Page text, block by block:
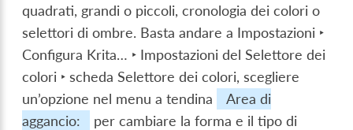
quadrati, grandi o piccoli, cronologia dei colori o
selettori di ombre. Basta andare a Impostazioni ‣
Configura Krita… ‣ Impostazioni del Selettore dei
colori ‣ scheda Selettore dei colori, scegliere
un’opzione nel menu a tendina
Area di
aggancio:
per cambiare la forma e il tipo di